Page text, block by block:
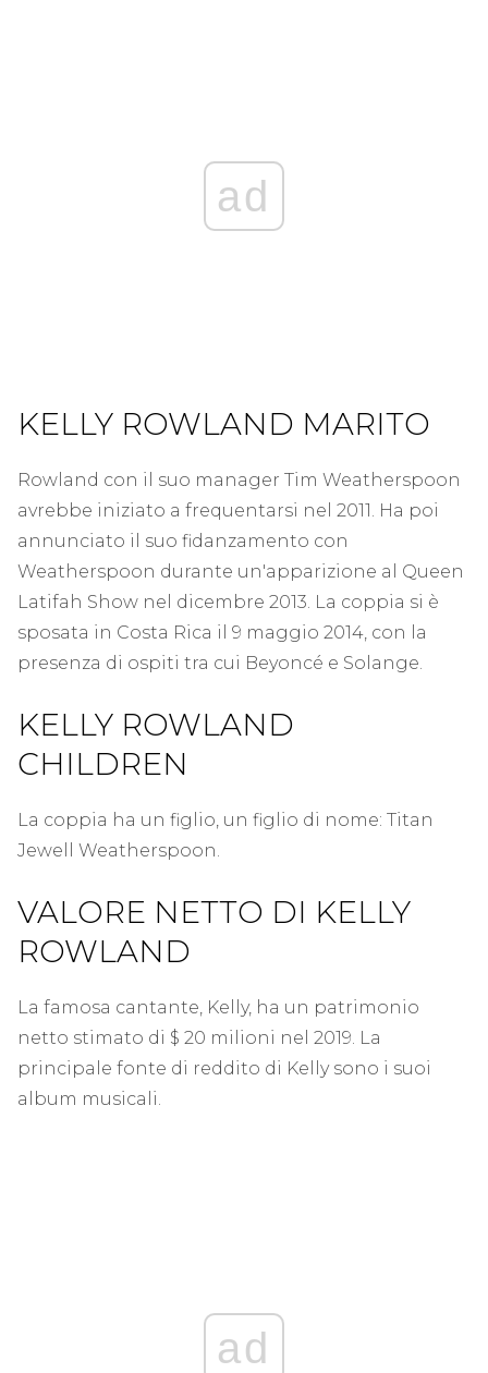
ad
KELLY ROWLAND MARITO
Rowland con il suo manager Tim Weatherspoon
avrebbe iniziato a frequentarsi nel 2011. Ha poi
annunciato il suo fidanzamento con
Weatherspoon durante un'apparizione al Queen
Latifah Show nel dicembre 2013. La coppia si è
sposata in Costa Rica il 9 maggio 2014, con la
presenza di ospiti tra cui Beyoncé e Solange.
KELLY ROWLAND
CHILDREN
La coppia ha un figlio, un figlio di nome: Titan
Jewell Weatherspoon.
VALORE NETTO DI KELLY
ROWLAND
La famosa cantante, Kelly, ha un patrimonio
netto stimato di $ 20 milioni nel 2019. La
principale fonte di reddito di Kelly sono i suoi
album musicali.
ad